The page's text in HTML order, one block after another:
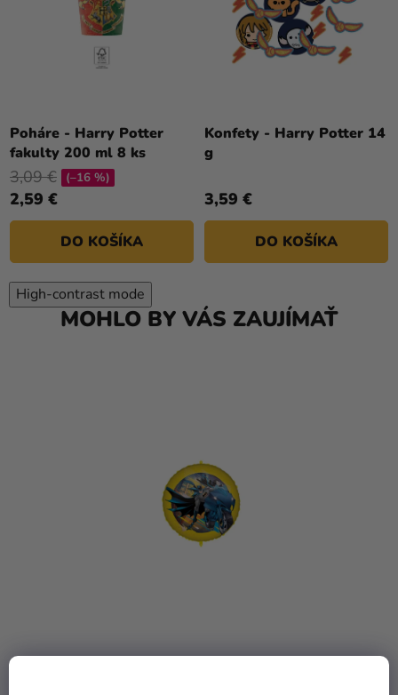
Poháre - Harry Potter
fakulty 200 ml 8 ks
2,59 €
3,09 € (–16 %)
DO KOŠÍKA
Konfety - Harry Potter 14
g
3,59 €
DO KOŠÍKA
High-contrast mode
MOHLO BY VÁS ZAUJÍMAŤ